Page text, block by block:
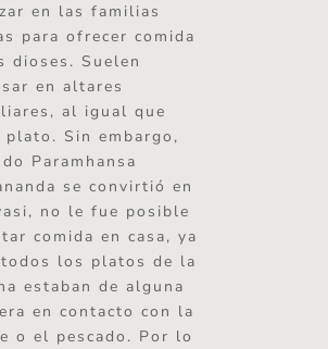
en las familias
para ofrecer comida
dioses. Suelen
en altares
al igual que
plato. Sin embargo,
Paramhansa
se convirtió en
no le fue posible
comida en casa, ya
los platos de la
estaban de alguna
en contacto con la
o el pescado. Por lo